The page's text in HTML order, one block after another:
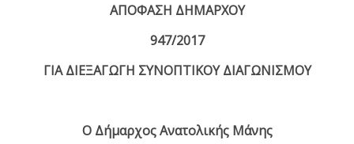
ΑΠΟΦΑΣΗ ΔΗΜΑΡΧΟΥ
947/2017
ΓΙΑ ΔΙΕΞΑΓΩΓΗ ΣΥΝΟΠΤΙΚΟΥ ΔΙΑΓΩΝΙΣΜΟΥ
Ο Δήμαρχος Ανατολικής Μάνης